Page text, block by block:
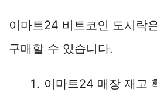
이마트24 비트코인 도시락
구매할 수 있습니다.
이마트24 매장 재고